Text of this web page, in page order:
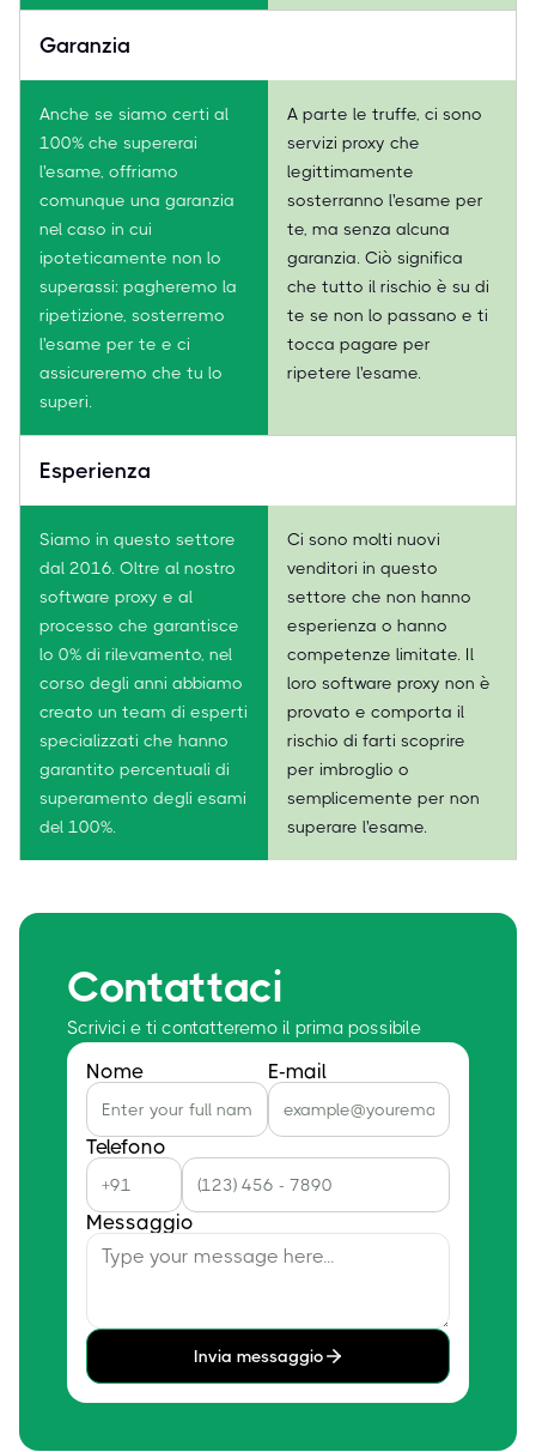
Garanzia
Anche se siamo certi al
100% che supererai
l'esame, offriamo
comunque una garanzia
nel caso in cui
ipoteticamente non lo
superassi: pagheremo la
ripetizione, sosterremo
l'esame per te e ci
assicureremo che tu lo
superi.
A parte le truffe, ci sono
servizi proxy che
legittimamente
sosterranno l'esame per
te, ma senza alcuna
garanzia. Ciò significa
che tutto il rischio è su di
te se non lo passano e ti
tocca pagare per
ripetere l'esame.
Esperienza
Siamo in questo settore
dal 2016. Oltre al nostro
software proxy e al
processo che garantisce
lo 0% di rilevamento, nel
corso degli anni abbiamo
creato un team di esperti
specializzati che hanno
garantito percentuali di
superamento degli esami
del 100%.
Ci sono molti nuovi
venditori in questo
settore che non hanno
esperienza o hanno
competenze limitate. Il
loro software proxy non è
provato e comporta il
rischio di farti scoprire
per imbroglio o
semplicemente per non
superare l'esame.
Contattaci
Scrivici e ti contatteremo il prima possibile
Nome E-mail
Telefono
Messaggio
Invia messaggio